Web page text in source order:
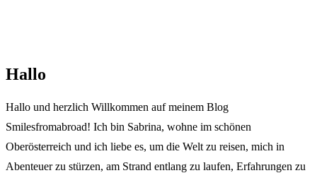
Hallo
Hallo und herzlich Willkommen auf meinem Blog
Smilesfromabroad! Ich bin Sabrina, wohne im schönen
Oberösterreich und ich liebe es, um die Welt zu reisen, mich in
Abenteuer zu stürzen, am Strand entlang zu laufen, Erfahrungen zu